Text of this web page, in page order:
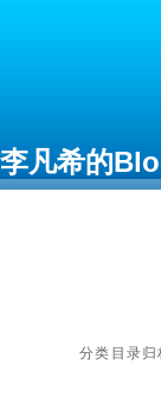
李凡希的
分类目录归